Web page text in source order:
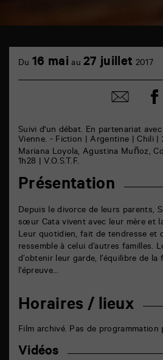
cinéma
PoitiersSuivi d'un débat. En partenariat
Vienne. - Fiction | Argentine | Chili |
Mariana Loyola, Agustina Muñoz,
1h28 | V.O.S.T.F.
Présentation
Depuis le divorce de leurs parents,
sœur Cata vivent avec leur mère et
Leur quotidien, fait de tendresse et
ressemble à celui d’autres familles.
d’obtenir leur garde, l’équilibre de la
l’épreuve…
Horaires / lieux
Film archivé. Pas de programmation
Vidéos
Du 16 mai au27 juillet 2017
Partager
par
sur